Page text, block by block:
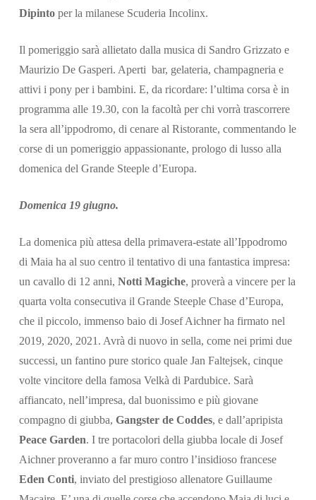
Dipintoper la milanese Scuderia Incolinx.
Il pomeriggio sarà allietato dalla musica di Sandro Grizzato e
Maurizio De Gasperi. Aperti bar, gelateria, champagneria e
attivi i pony per i bambini. E, da ricordare: l’ultima corsa è in
programma alle 19.30, con la facoltà per chi vorrà trascorrere
la sera all’ippodromo, di cenare al Ristorante, commentando le
corse di un pomeriggio appassionante, prologo di lusso alla
domenica del Grande Steeple d’Europa.
Domenica 19 giugno.
La domenica più attesa della primavera-estate all’Ippodromo
di Maia ha al suo centro il tentativo di una fantastica impresa:
un cavallo di 12 anni, Notti Magiche, proverà a vincere per la
quarta volta consecutiva il Grande Steeple Chase d’Europa,
che il piccolo, immenso baio di Josef Aichner ha firmato nel
2019, 2020, 2021. Avrà di nuovo in sella, come nei primi due
successi, un fantino pure storico quale Jan Faltejsek, cinque
volte vincitore della famosa Velkà di Pardubice. Sarà
affiancato, nell’impresa, dal buonissimo e più giovane
compagno di giubba, Gangster de Coddes, e dall’apripista
Peace Garden. I tre portacolori della giubba locale di Josef
Aichner proveranno a far muro contro l’insidioso francese
Eden Conti, inviato del prestigioso allenatore Guillaume